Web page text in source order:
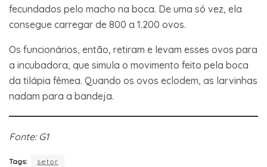
fecundados pelo macho na boca. De uma só vez, ela
consegue carregar de 800 a 1.200 ovos.
Os funcionários, então, retiram e levam esses ovos para
a incubadora, que simula o movimento feito pela boca
da tilápia fêmea. Quando os ovos eclodem, as larvinhas
nadam para a bandeja.
Fonte: G1
Tags: setor